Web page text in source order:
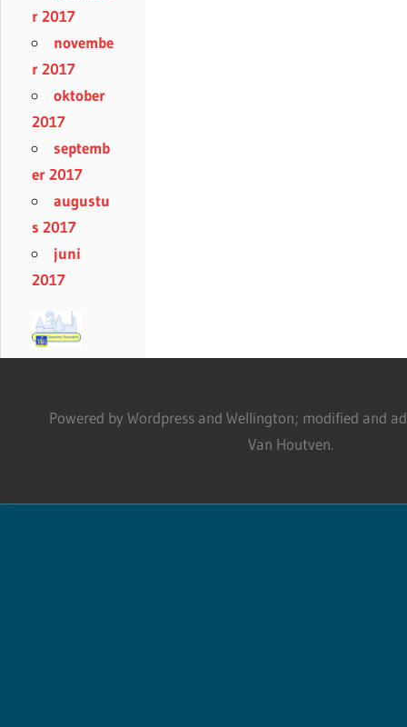
r 2017
novembe
r 2017
oktober
2017
septemb
er 2017
augustu
s 2017
juni
2017
Powered by Wordpress and Wellington; modified and
Van Houtven.